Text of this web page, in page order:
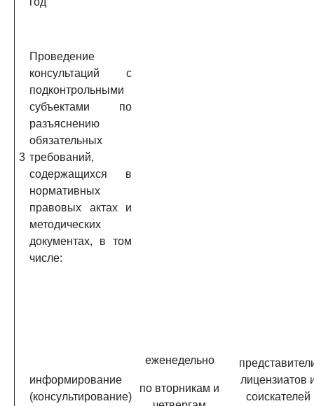
3
Проведение
консультаций с
подконтрольными
субъектами по
разъяснению
обязательных
требований,
содержащихся в
нормативных
правовых актах и
методических
документах, в том
числе:
информирование
(консультирование)
еженедельно
по вторникам и
лицензиатов
соискателей